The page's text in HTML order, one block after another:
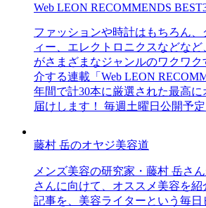
Web LEON RECOMMENDS
ファッションや時計はもちろん
ィー、エレクトロニクスなどなど
がさまざまなジャンルのワクワ
介する連載「Web LEON
年間で計30本に厳選された最高
届けします！ 毎週土曜日公開予定
藤村 岳のオヤジ美容道
メンズ美容の研究家・藤村 岳さ
さんに向けて、オススメ美容を
記事を、美容ライターという毎